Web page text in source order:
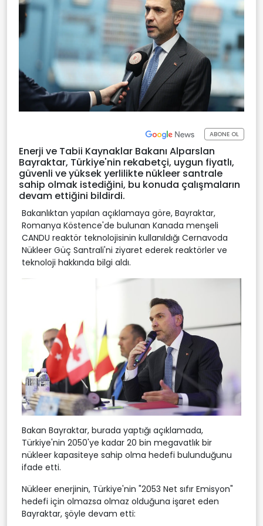
ABONE OL
Enerji ve Tabii Kaynaklar Bakanı Alparslan
Bayraktar, Türkiye'nin rekabetçi, uygun fiyatlı,
güvenli ve yüksek yerlilikte nükleer santrale
sahip olmak istediğini, bu konuda çalışmaların
devam ettiğini bildirdi.
Bakanlıktan yapılan açıklamaya göre, Bayraktar,
Romanya Köstence'de bulunan Kanada menşeli
CANDU reaktör teknolojisinin kullanıldığı Cernavoda
Nükleer Güç Santrali'ni ziyaret ederek reaktörler ve
teknoloji hakkında bilgi aldı.
Bakan Bayraktar, burada yaptığı açıklamada,
Türkiye'nin 2050'ye kadar 20 bin megavatlık bir
nükleer kapasiteye sahip olma hedefi bulunduğunu
ifade etti.
Nükleer enerjinin, Türkiye'nin "2053 Net sıfır Emisyon"
hedefi için olmazsa olmaz olduğuna işaret eden
Bayraktar, şöyle devam etti: